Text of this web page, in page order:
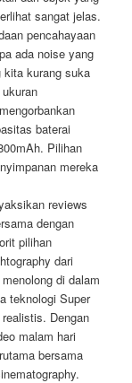
sangat jelas.
pencahayaan
ada noise yang
kita kurang suka
baterai
Pilihan
mereka
reviews
dengan
pilihan
dari
di dalam
teknologi Super
Dengan
malam hari
bersama